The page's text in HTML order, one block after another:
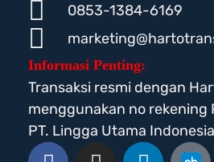
0853-1384-6169
Informasi Penting:
Transaksi resmi dengan
menggunakan no rekening
PT. Lingga Utama Indonesia